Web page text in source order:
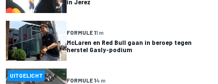
FORMULE 11 m
McLaren en Red Bull gaan in beroep tegen
herstel Gasly-podium
UITGELICHT
FORMULE 14 m